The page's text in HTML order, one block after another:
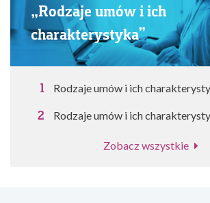
„Rodzaje umów i ich
charakterystyka”
Rodzaje umów i ich
Rodzaje umów i ich
Zobacz wszystkie